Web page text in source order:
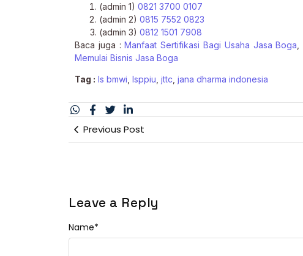
(admin 1) 0821 3700 0107
(admin 2) 0815 7552 0823
(admin 3) 0812 1501 7908
Baca juga :Manfaat Sertifikasi Bagi Usaha Jasa Boga
Memulai Bisnis Jasa Boga
Tag : ls bmwi lsppiu jttc jana dharma indonesia
Previous Post
Leave a Reply
Name*